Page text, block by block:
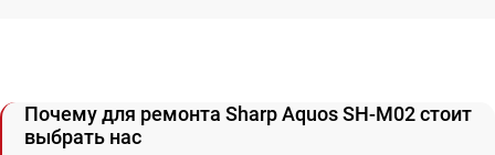
Почему для ремонта Sharp Aquos SH-M02 стоит
выбрать нас